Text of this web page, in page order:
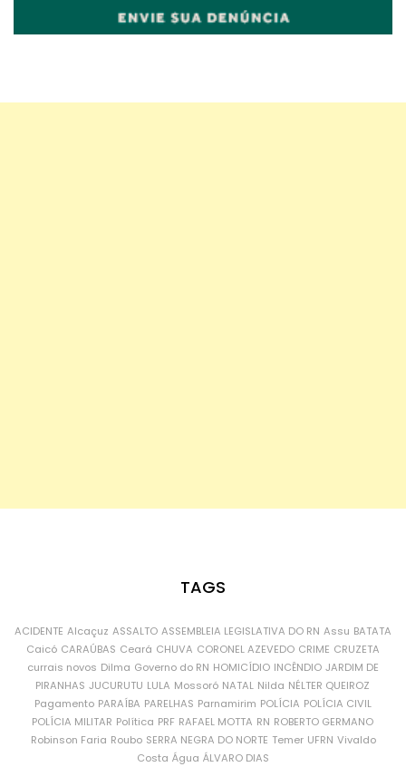
TAGS
ACIDENTE Alcaçuz ASSALTO ASSEMBLEIA LEGISLATIVA DO RN Assu BATATA
Caicó CARAÚBAS Ceará CHUVA CORONEL AZEVEDO CRIME CRUZETA
currais novos Dilma Governo do RN HOMICÍDIO INCÊNDIO JARDIM DE
PIRANHAS JUCURUTU LULA Mossoró NATAL Nilda NÉLTER QUEIROZ
Pagamento PARAÍBA PARELHAS Parnamirim POLÍCIA POLÍCIA CIVIL
POLÍCIA MILITAR Política PRF RAFAEL MOTTA RN ROBERTO GERMANO
Robinson Faria Roubo SERRA NEGRA DO NORTE Temer UFRN Vivaldo
Costa Água ÁLVARO DIAS